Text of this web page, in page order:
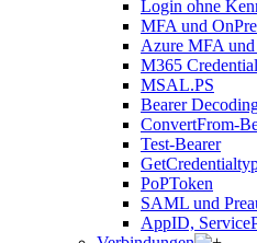
Login ohne
MFA und
Azure MFA
M365
MSAL.PS
Bearer
ConvertFrom-
Test-Bearer
PoPToken
SAML und
AppID,